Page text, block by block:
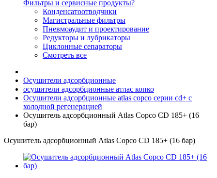
Фильтры и сервисные продукты?
Конденсатоотводчики
Магистральные фильтры
Пневмоаудит и проектирование
Редукторы и лубрикаторы
Циклонные сепараторы
Смотреть все
Осушители адсорбционные
осушители адсорбционные атлас копко
Осушители адсорбционные atlas copco серии cd+ с
холодной регенерацией
Осушитель адсорбционный Atlas Copco CD 185+ (16
бар)
Осушитель адсорбционный Atlas Copco CD 185+ (16 бар)